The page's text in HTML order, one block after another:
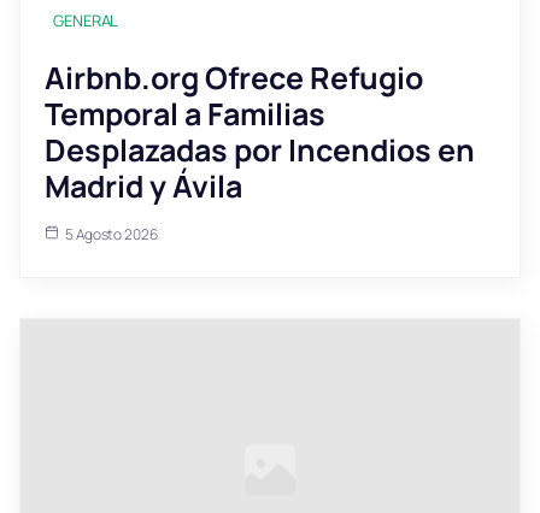
GENERAL
Airbnb.org Ofrece Refugio
Temporal a Familias
Desplazadas por Incendios en
Madrid y Ávila
5 Agosto 2026